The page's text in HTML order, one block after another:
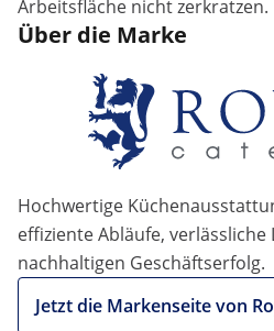
Arbeitsfläche nicht zerkratzen.
Über die Marke
Hochwertige
effiziente Abläufe, verlässliche
nachhaltigen Geschäftserfolg.
Jetzt die Markenseite von